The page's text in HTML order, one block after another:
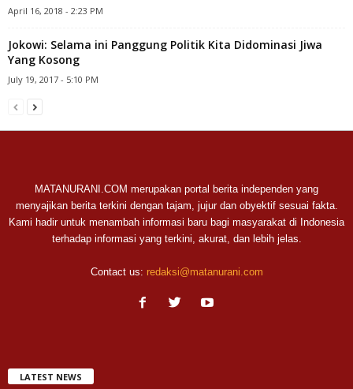
April 16, 2018 - 2:23 PM
Jokowi: Selama ini Panggung Politik Kita Didominasi Jiwa
Yang Kosong
July 19, 2017 - 5:10 PM
MATANURANI.COM merupakan portal berita independen yang
menyajikan berita terkini dengan tajam, jujur dan obyektif sesuai fakta.
Kami hadir untuk menambah informasi baru bagi masyarakat di Indonesia
terhadap informasi yang terkini, akurat, dan lebih jelas.
Contact us: redaksi@matanurani.com
LATEST NEWS